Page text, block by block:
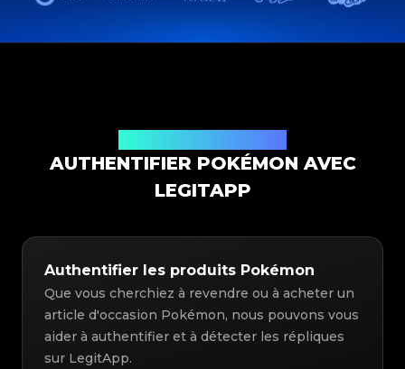
AUTHENTIFIER POKÉMON AVEC
LEGITAPP
Authentifier les produits Pokémon
Que vous cherchiez à revendre ou à acheter un
article d'occasion Pokémon, nous pouvons vous
aider à authentifier et à détecter les répliques
sur LegitApp.